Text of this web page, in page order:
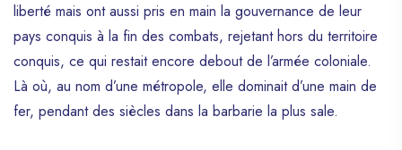
liberté mais ont aussi pris en main la gouvernance de leur
pays conquis à la fin des combats, rejetant hors du territoire
conquis, ce qui restait encore debout de l’armée coloniale.
Là où, au nom d’une métropole, elle dominait d’une main de
fer, pendant des siècles dans la barbarie la plus sale.